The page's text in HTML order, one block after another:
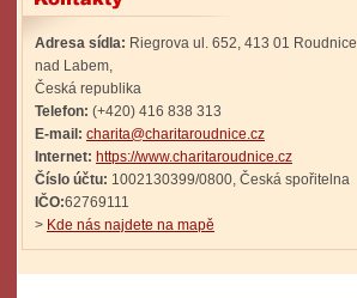
Adresa sídla: Riegrova ul. 652, 413 01 Roudnice
nad Labem,
Česká republika
Telefon: (+420) 416 838 313
E-mail: charita@charitaroudnice.cz
Internet: https://www.charitaroudnice.cz
Číslo účtu: 1002130399/0800, Česká spořitelna
IČO:62769111
> Kde nás najdete na mapě